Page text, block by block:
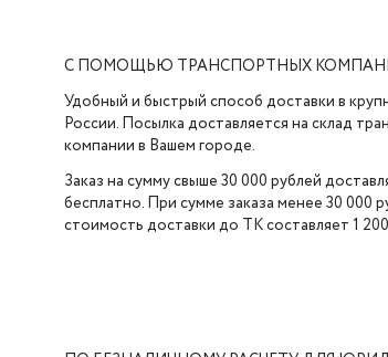
С ПОМОЩЬЮ ТРАНСПОРТНЫХ
Удобный и быстрый способ доставки в
России. Посылка доставляется на склад
компании в Вашем городе.
Заказ на сумму свыше 30 000 рублей
бесплатно. При сумме заказа менее 30 000
стоимость доставки до ТК составляет 1